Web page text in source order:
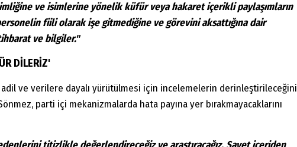
ve isimlerine yönelik küfür veya hakaret içerikli paylaşımların
fiili olarak işe gitmediğine ve görevini aksattığına dair
ve bilgiler."
DİLERİZ'
ve verilere dayalı yürütülmesi için incelemelerin derinleştirileceğini
parti içi mekanizmalarda hata payına yer bırakmayacaklarını